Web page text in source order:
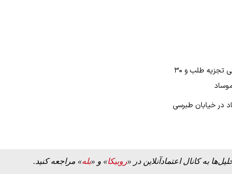
دستگیری سرکرده‌ یک گروهک تروریستی تجزیه طلب و ۳۰
در خیابان طبرسی
به کانال اعتمادآنلاین در «روبیکا» و «بله» مراجعه کنید.